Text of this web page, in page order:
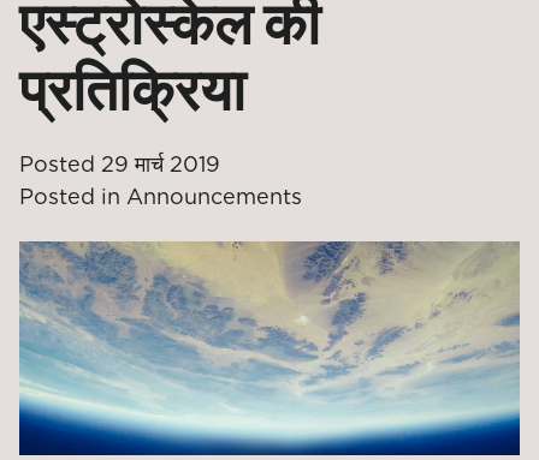
एस्ट्रोस्केल की
प्रतिक्रिया
Posted 29 मार्च 2019
Posted in Announcements